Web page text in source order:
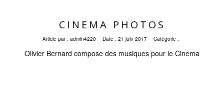
CINEMA PHOTOS
Article par : admin4220 Date : 21 juin 2017 Catégorie :
Olivier Bernard compose des musiques pour le Cinema